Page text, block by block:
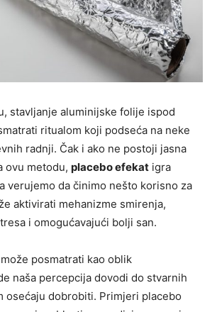
stavljanje aluminijske folije ispod
ritualom koji podseća na neke
radnji. Čak i ako ne postoji jasna
ovu metodu, placebo efekat igra
verujemo da činimo nešto korisno za
aktivirati mehanizme smirenja,
i omogućavajući bolji san.
posmatrati kao oblik
naša percepcija dovodi do stvarnih
osećaju dobrobiti. Primjeri placebo